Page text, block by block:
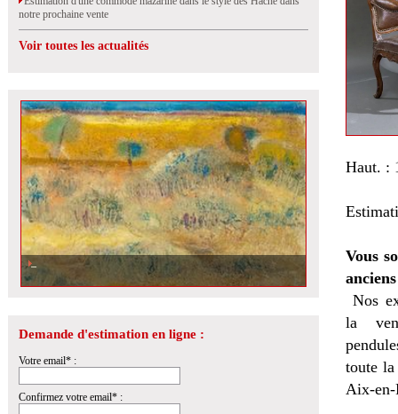
notre prochaine vente
Voir toutes les actualités
Demande d'estimation en ligne :
Votre email* :
Confirmez votre email* :
Haut. :
Vous
Nos
la
toute
Aix-en-